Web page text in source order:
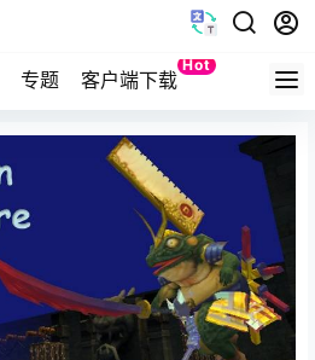
专题 客户端下载
Hot
Quest